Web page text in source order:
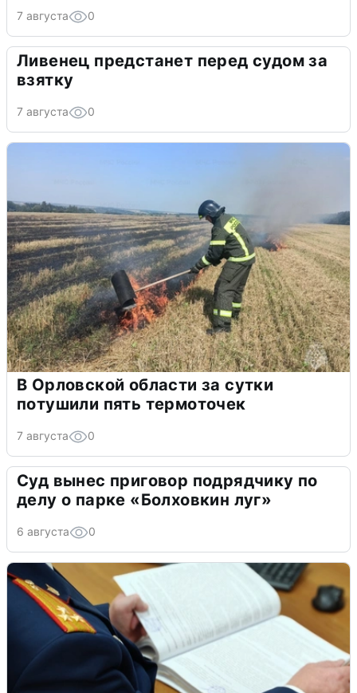
7 августа 0
Ливенец предстанет перед судом за
взятку
7 августа 0
В Орловской области за сутки
потушили пять термоточек
7 августа 0
Суд вынес приговор подрядчику по
делу о парке «Болховкин луг»
6 августа 0